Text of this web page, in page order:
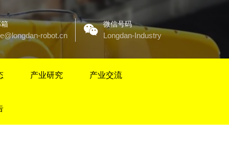
robot.cn
微信号码
Longdan-Industry
产业研究 产业交流